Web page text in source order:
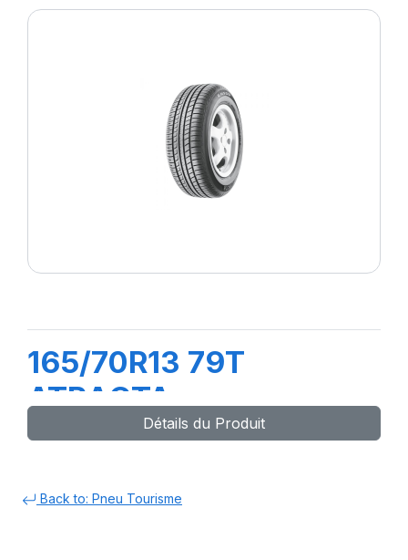
165/70R13 79T
ATRACTA
Détails du Produit
Back to: Pneu Tourisme